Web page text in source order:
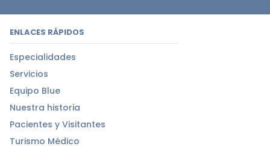
ENLACES RÁPIDOS
Especialidades
Servicios
Equipo Blue
Nuestra historia
Pacientes y Visitantes
Turismo Médico